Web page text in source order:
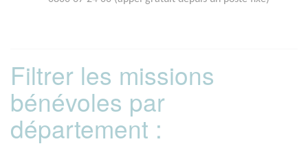
Filtrer les missions
bénévoles par
département :